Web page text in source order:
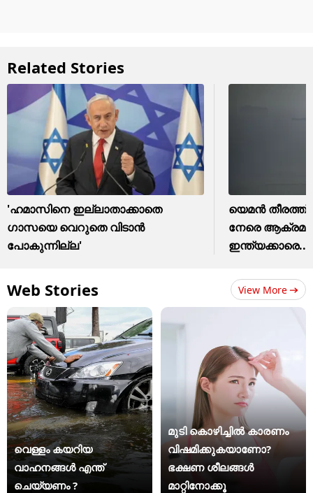
Related Stories
'ഹമാസിനെ ഇല്ലാതാക്കാതെ
ഗാസയെ വെറുതെ വിടാന്‍
പോകുന്നില്ല'
യെമൻ തീരത്ത്
നേരെ
ഇന്ത്യക്കാരെ....
Web Stories View More
വെള്ളം കയറിയ
വാഹനങ്ങൾ എന്ത്
ചെയ്യണം ?
മുടി കൊഴിച്ചിൽ കാരണം
വിഷമിക്കുകയാണോ?
ഭക്ഷണ ശീലങ്ങൾ
മാറ്റിനോക്കൂ